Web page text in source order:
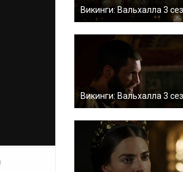
Викинги: Вальхалла 3
Викинги: Вальхалла 3